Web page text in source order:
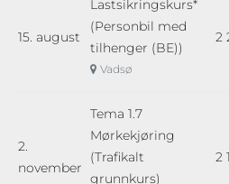
15. august
Lastsikringskurs*
(Personbil med
tilhenger (BE))
Vadsø
2
2.
november
Tema 1.7
Mørkekjøring
(Trafikalt
grunnkurs)
2